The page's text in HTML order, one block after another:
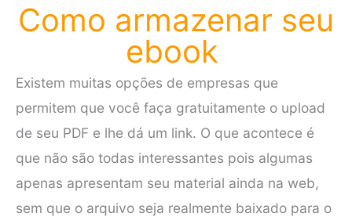
Como armazenar seu
ebook
Existem muitas opções de empresas que
permitem que você faça gratuitamente o upload
de seu PDF e lhe dá um link. O que acontece é
que não são todas interessantes pois algumas
apenas apresentam seu material ainda na web,
sem que o arquivo seja realmente baixado para o